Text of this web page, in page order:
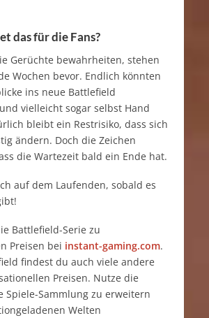
das für die Fans?
Gerüchte bewahrheiten, stehen
Wochen bevor. Endlich könnten
ins neue Battlefield
vielleicht sogar selbst Hand
bleibt ein Restrisiko, dass sich
ändern. Doch die Zeichen
die Wartezeit bald ein Ende hat.
auf dem Laufenden, sobald es
Battlefield-Serie zu
Preisen bei instant-gaming.com.
findest du auch viele andere
Preisen. Nutze die
Spiele-Sammlung zu erweitern
Welten